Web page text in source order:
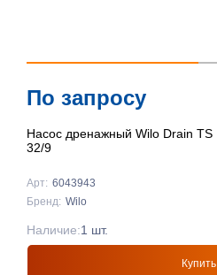
По запросу
Насос дренажный Wilo Drain TS
32/9
Арт: 6043943
Бренд: Wilo
Купить
Наличие:1 шт.